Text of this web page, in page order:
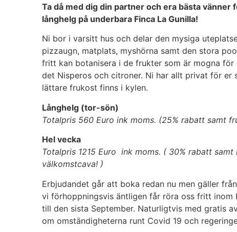
Ta då med dig din partner och era bästa vänner
långhelg på underbara Finca La Gunilla!
Ni bor i varsitt hus och delar den mysiga
pizzaugn, matplats, myshörna samt den stora
fritt kan botanisera i de frukter som är mogna för
det Nisperos och citroner. Ni har allt privat för er
lättare frukost finns i kylen.
Långhelg (tor-sön)
Totalpris 560 Euro ink moms. (25% rabatt samt
Hel vecka
Totalpris 1215 Euro ink moms. ( 30% rabatt
välkomstcava! )
Erbjudandet går att boka redan nu men gäller
vi förhoppningsvis äntligen får röra oss fritt inom
till den sista September. Naturligtvis med gratis
om omständigheterna runt Covid 19 och